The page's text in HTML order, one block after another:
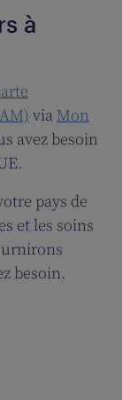
à
via Mon
avez besoin
pays de
et les soins
besoin.